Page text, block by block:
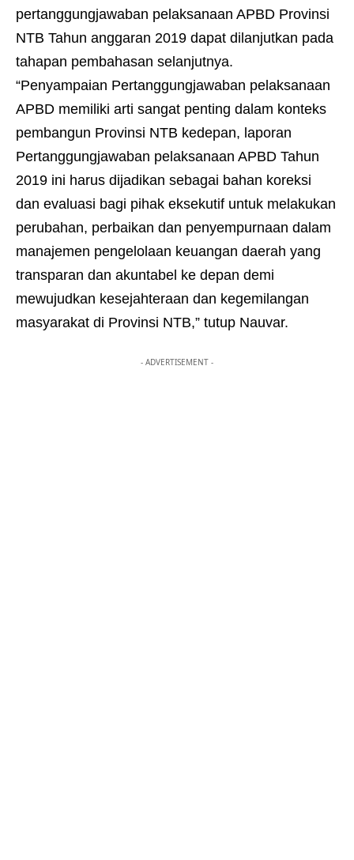
pertanggungjawaban pelaksanaan APBD Provinsi
NTB Tahun anggaran 2019 dapat dilanjutkan pada
tahapan pembahasan selanjutnya.
“Penyampaian Pertanggungjawaban pelaksanaan
APBD memiliki arti sangat penting dalam konteks
pembangun Provinsi NTB kedepan, laporan
Pertanggungjawaban pelaksanaan APBD Tahun
2019 ini harus dijadikan sebagai bahan koreksi
dan evaluasi bagi pihak eksekutif untuk melakukan
perubahan, perbaikan dan penyempurnaan dalam
manajemen pengelolaan keuangan daerah yang
transparan dan akuntabel ke depan demi
mewujudkan kesejahteraan dan kegemilangan
masyarakat di Provinsi NTB,” tutup Nauvar.
- ADVERTISEMENT -